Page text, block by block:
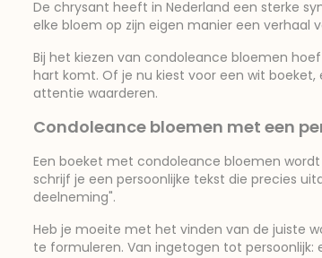
De chrysant heeft in Nederland een sterke
elke bloem op zijn eigen manier een verhaal
Bij het kiezen van condoleance bloemen
hart komt. Of je nu kiest voor een wit
attentie waarderen.
Condoleance bloemen met een
Een boeket met condoleance bloemen
schrijf je een persoonlijke tekst die precies
deelneming".
Heb je moeite met het vinden van de juiste
te formuleren. Van ingetogen tot